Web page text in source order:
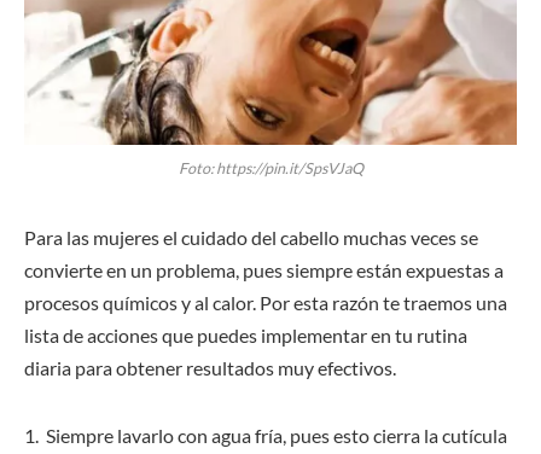
Foto: https://pin.it/SpsVJaQ
Para las mujeres el cuidado del cabello muchas veces se
convierte en un problema, pues siempre están expuestas a
procesos químicos y al calor. Por esta razón te traemos una
lista de acciones que puedes implementar en tu rutina
diaria para obtener resultados muy efectivos.
Siempre lavarlo con agua fría, pues esto cierra la cutícula